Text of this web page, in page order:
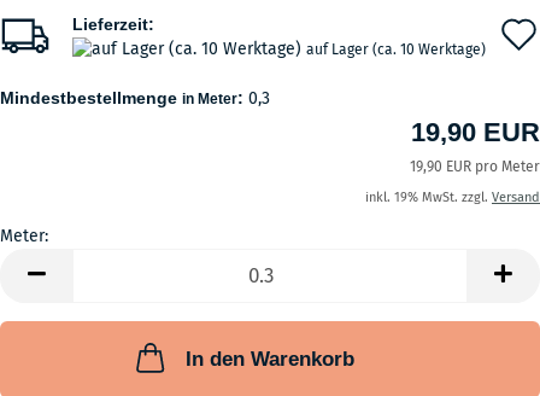
Lieferzeit:
auf Lager (ca. 10 Werktage)
Mindestbestellmenge in Meter: 0,3
19,90 EUR
19,90 EUR pro Meter
inkl. 19% MwSt. zzgl. Versand
Meter:
In den Warenkorb